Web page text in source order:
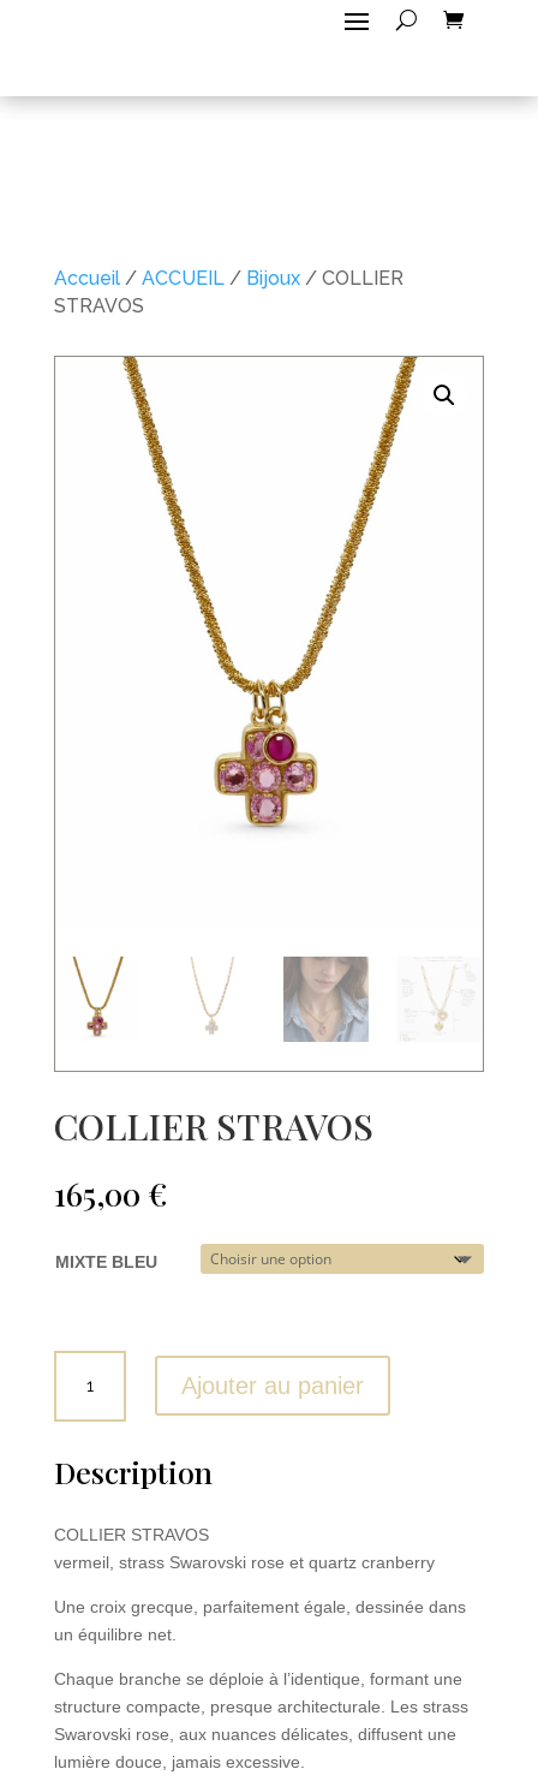
Accueil/ ACCUEIL/ Bijoux/ COLLIER
STRAVOS
COLLIER STRAVOS
165,00 €
MIXTE BLEU
COLLIER
Ajouter au panier
Description
COLLIER STRAVOS
vermeil, strass Swarovski rose et quartz cranberry
Une croix grecque, parfaitement égale, dessinée dans
un équilibre net.
Chaque branche se déploie à l’identique, formant une
structure compacte, presque architecturale. Les strass
Swarovski rose, aux nuances délicates, diffusent une
lumière douce, jamais excessive.